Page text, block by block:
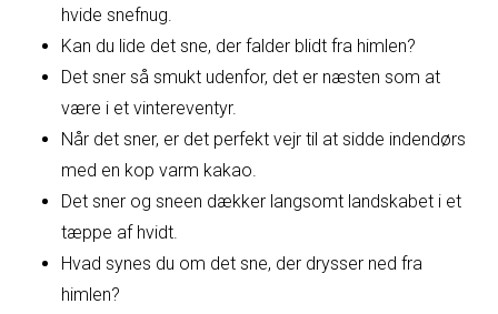
hvide snefnug.
Kan du lide det sne, der falder blidt fra himlen?
Det sner så smukt udenfor, det er næsten som at
være i et vintereventyr.
Når det sner, er det perfekt vejr til at sidde indendørs
med en kop varm kakao.
Det sner og sneen dækker langsomt landskabet i et
tæppe af hvidt.
Hvad synes du om det sne, der drysser ned fra
himlen?